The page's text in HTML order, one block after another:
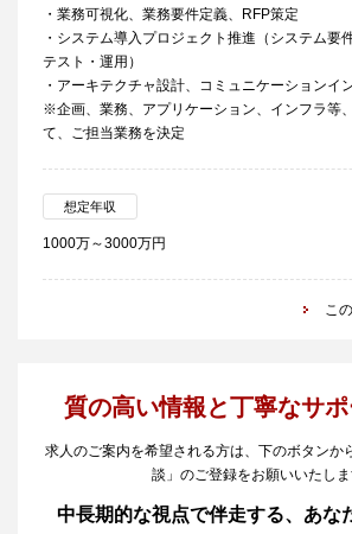
・業務可視化、業務要件定義、RFP策定
・システム導入プロジェクト推進（システム要
テスト・運用）
・アーキテクチャ設計、コミュニケーションイ
※企画、業務、アプリケーション、インフラ等
て、ご担当業務を決定
想定年収
1000万～3000万円
こ
質の高い情報と丁寧なサ
求人のご案内を希望される方は、下のボタンか
談」のご登録をお願いいたしま
中長期的な視点で伴走する、あな